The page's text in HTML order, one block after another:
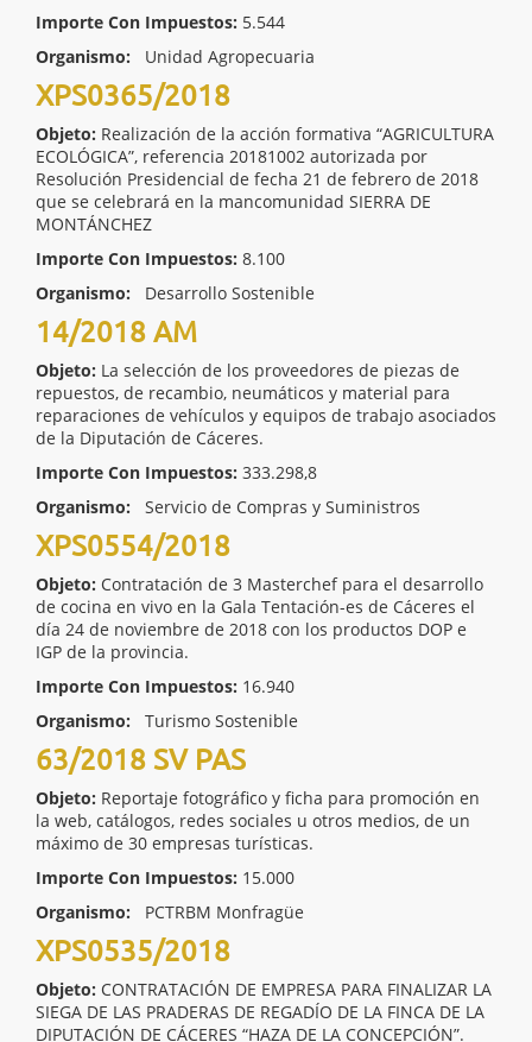
Importe Con Impuestos: 5.544
Organismo:
Unidad Agropecuaria
XPS0365/2018
Objeto: Realización de la acción formativa “AGRICULTURA
ECOLÓGICA”, referencia 20181002 autorizada por
Resolución Presidencial de fecha 21 de febrero de 2018
que se celebrará en la mancomunidad SIERRA DE
MONTÁNCHEZ
Importe Con Impuestos: 8.100
Organismo:
Desarrollo Sostenible
14/2018 AM
Objeto: La selección de los proveedores de piezas de
repuestos, de recambio, neumáticos y material para
reparaciones de vehículos y equipos de trabajo asociados
de la Diputación de Cáceres.
Importe Con Impuestos: 333.298,8
Organismo:
Servicio de Compras y Suministros
XPS0554/2018
Objeto: Contratación de 3 Masterchef para el desarrollo
de cocina en vivo en la Gala Tentación-es de Cáceres el
día 24 de noviembre de 2018 con los productos DOP e
IGP de la provincia.
Importe Con Impuestos: 16.940
Organismo:
Turismo Sostenible
63/2018 SV PAS
Objeto: Reportaje fotográfico y ficha para promoción en
la web, catálogos, redes sociales u otros medios, de un
máximo de 30 empresas turísticas.
Importe Con Impuestos: 15.000
Organismo:
PCTRBM Monfragüe
XPS0535/2018
Objeto: CONTRATACIÓN DE EMPRESA PARA FINALIZAR LA
SIEGA DE LAS PRADERAS DE REGADÍO DE LA FINCA DE LA
DIPUTACIÓN DE CÁCERES “HAZA DE LA CONCEPCIÓN”.